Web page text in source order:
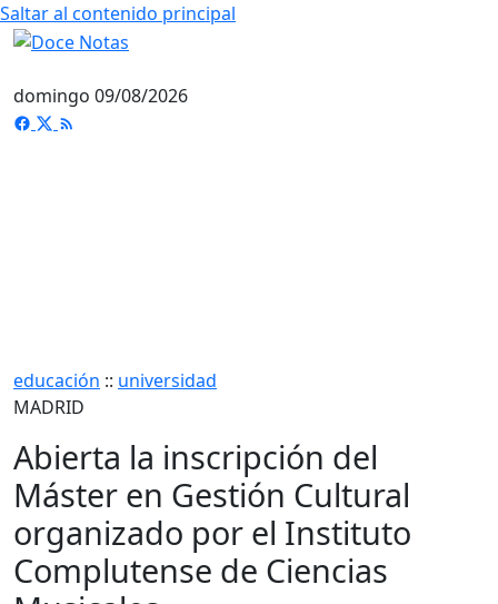
Saltar al contenido principal
domingo 09/08/2026
educación :: universidad
MADRID
Abierta la inscripción del
Máster en Gestión Cultural
organizado por el Instituto
Complutense de Ciencias